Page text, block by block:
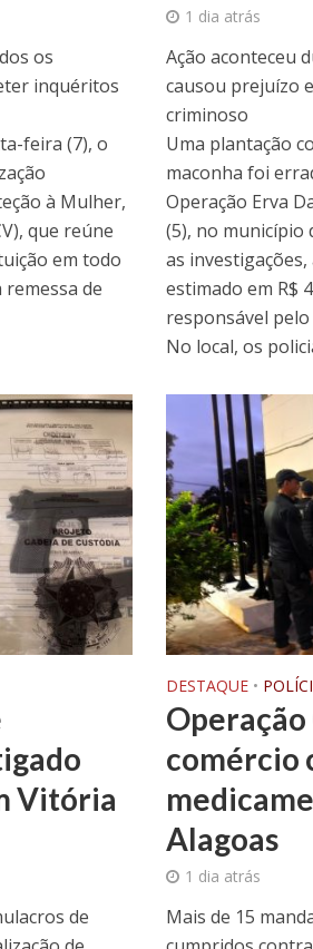
os
inquéritos
feira (7), o
à Mulher,
que reúne
em todo
de
1 dia atrás
Ação aconteceu
causou prejuízo
criminoso
Uma plantação
maconha foi
Operação Erva
(5), no município
as
estimado em R$
responsável
No local, os
Vitória
de
DESTAQUE •
comércio
Alagoas
1 dia atrás
Mais de 15